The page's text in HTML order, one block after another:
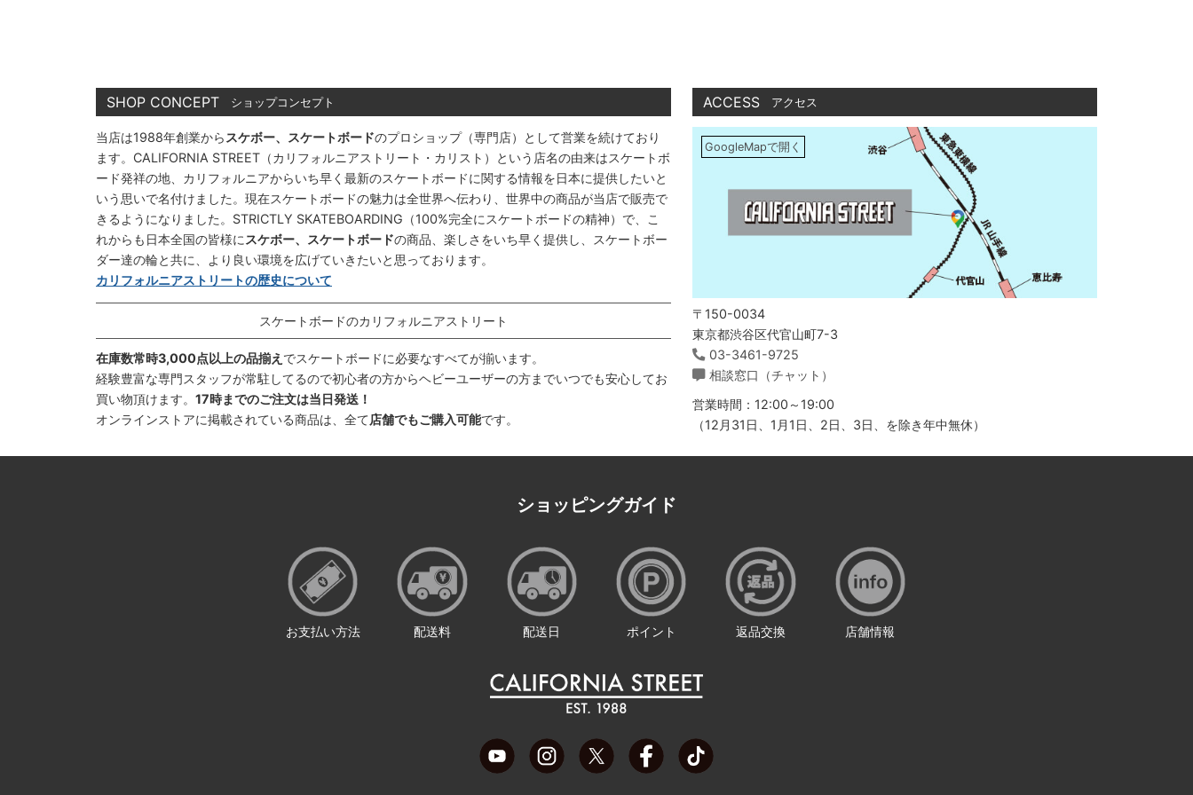
SHOP CONCEPT ショップコンセプト
当店は1988年創業から スケボー、スケートボードのプロショップ（専門店）として営業を続けており
ます。CALIFORNIA STREET（カリフォルニアストリート・カリスト）という店名の由来はスケートボ
ード発祥の地、カリフォルニアからいち早く最新のスケートボードに関する情報を日本に提供したいと
いう思いで名付けました。現在スケートボードの魅力は全世界へ伝わり、世界中の商品が当店で販売で
きるようになりました。STRICTLY SKATEBOARDING（100%完全にスケートボードの精神）で、こ
れからも日本全国の皆様に スケボー、スケートボードの商品、楽しさをいち早く提供し、スケートボー
ダー達の輪と共に、より良い環境を広げていきたいと思っております。
カリフォルニアストリートの歴史について
スケートボードのカリフォルニアストリート
在庫数常時3,000点以上の品揃え でスケートボードに必要なすべてが揃います。
経験豊富な専門スタッフが常駐してるので初心者の方からヘビーユーザーの方までいつでも安心してお
買い物頂けます。 17時までのご注文は当日発送！
オンラインストアに掲載されている商品は、全て店舗でもご購入可能です。
ACCESS アクセス
GoogleMapで開く
〒150-0034
東京都渋谷区代官山町7-3
03-3461-9725
相談窓口（チャット）
営業時間：12:00～19:00
（12月31日、1月1日、2日、3日、を除き年中無休）
ショッピングガイド
お支払い方法 配送料 配送日 ポイント 返品交換 店舗情報